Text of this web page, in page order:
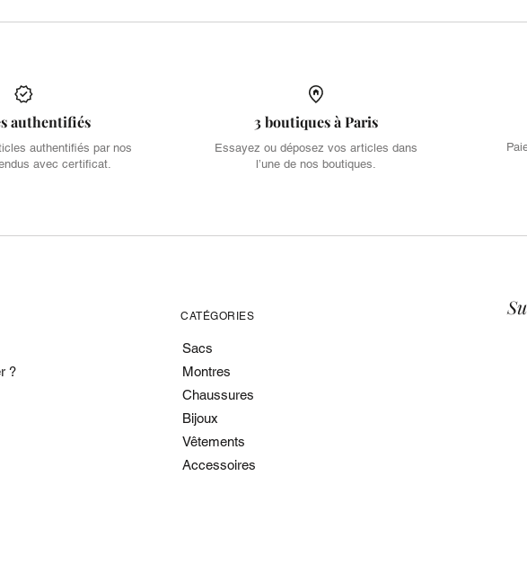
authentifiés
authentifiés par nos
avec certificat.
3 boutiques à Paris
Essayez ou déposez vos articles dans
l’une de nos boutiques.
?
CATÉGORIES
Sacs
Montres
Chaussures
Bijoux
Vêtements
Accessoires